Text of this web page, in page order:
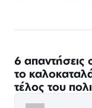
6 απαντήσεις
το
τέλος του